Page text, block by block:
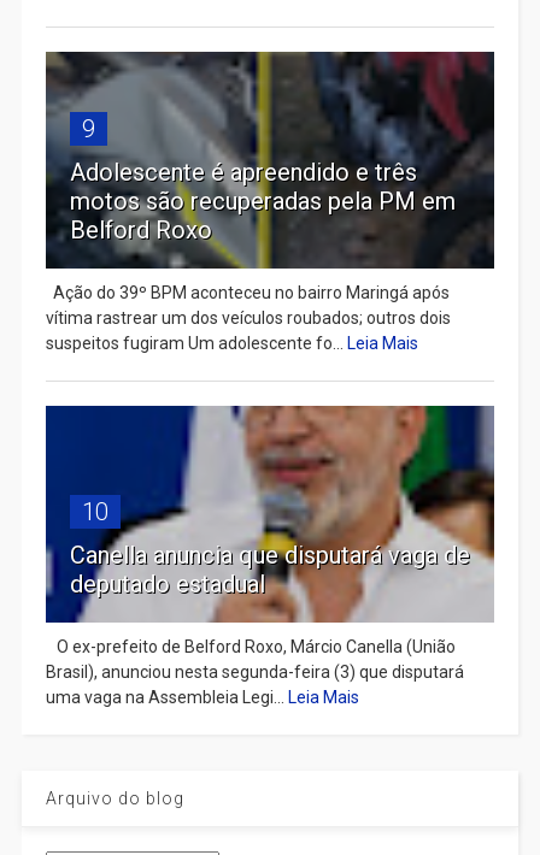
9
Adolescente é apreendido e três
motos são recuperadas pela PM em
Belford Roxo
Ação do 39º BPM aconteceu no bairro Maringá após
vítima rastrear um dos veículos roubados; outros dois
suspeitos fugiram Um adolescente fo...
Leia Mais
10
Canella anuncia que disputará vaga de
deputado estadual
​ O ex-prefeito de Belford Roxo, Márcio Canella (União
Brasil), anunciou nesta segunda-feira (3) que disputará
uma vaga na Assembleia Legi...
Leia Mais
Arquivo do blog